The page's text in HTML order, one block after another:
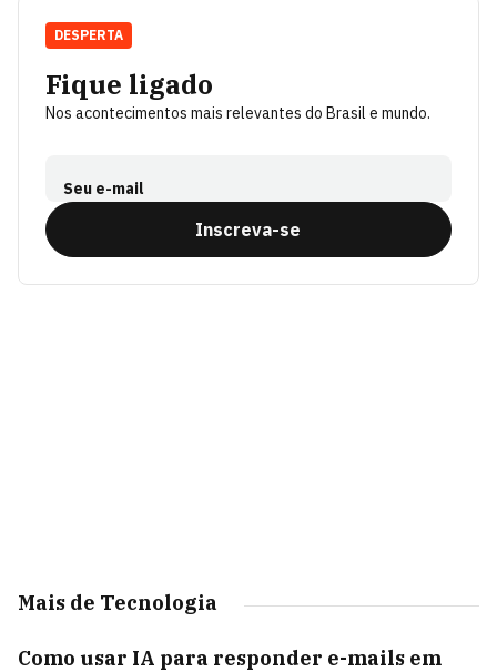
Fique ligado
Nos acontecimentos mais relevantes do Brasil e mundo.
Seu e-mail
Inscreva-se
DESPERTA
Mais de Tecnologia
Como usar IA para responder e-mails em